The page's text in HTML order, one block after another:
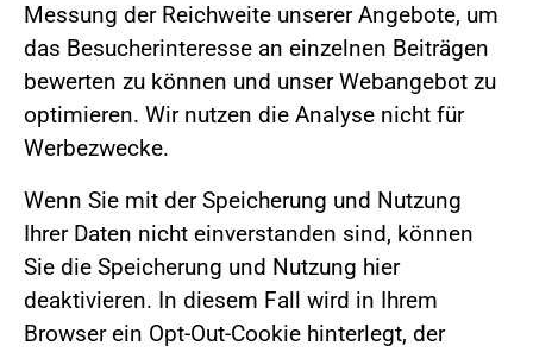
Messung der Reichweite unserer Angebote, um
das Besucherinteresse an einzelnen Beiträgen
bewerten zu können und unser Webangebot zu
optimieren. Wir nutzen die Analyse nicht für
Werbezwecke.
Wenn Sie mit der Speicherung und Nutzung
Ihrer Daten nicht einverstanden sind, können
Sie die Speicherung und Nutzung hier
deaktivieren. In diesem Fall wird in Ihrem
Browser ein Opt-Out-Cookie hinterlegt, der